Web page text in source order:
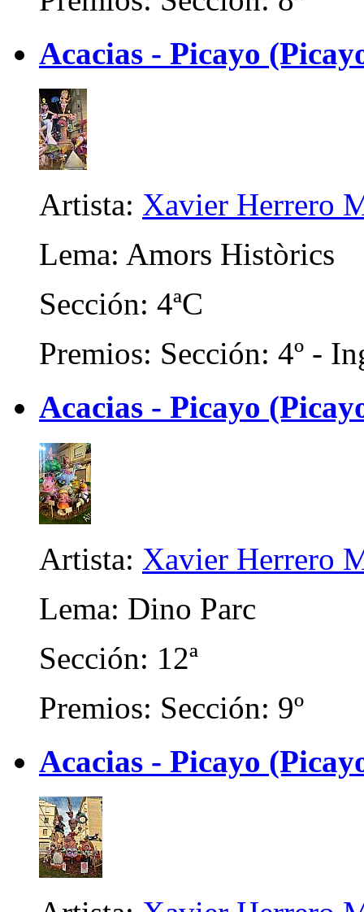
Acacias - Picayo
Artista: Xavier Herrero
Lema: Amors Històrics
Sección: 4ªC
Premios: Sección: 4º -
Acacias - Picayo
Artista: Xavier Herrero
Lema: Dino Parc
Sección: 12ª
Premios: Sección: 9º
Acacias - Picayo